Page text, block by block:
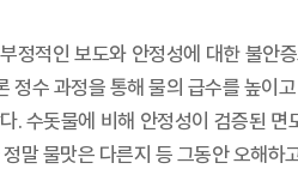
정적인 보도와 안정성에 대한 불안
정수 과정을 통해 물의 급수를 높이
. 수돗물에 비해 안정성이 검증된
말 물맛은 다른지 등 그동안 오해하